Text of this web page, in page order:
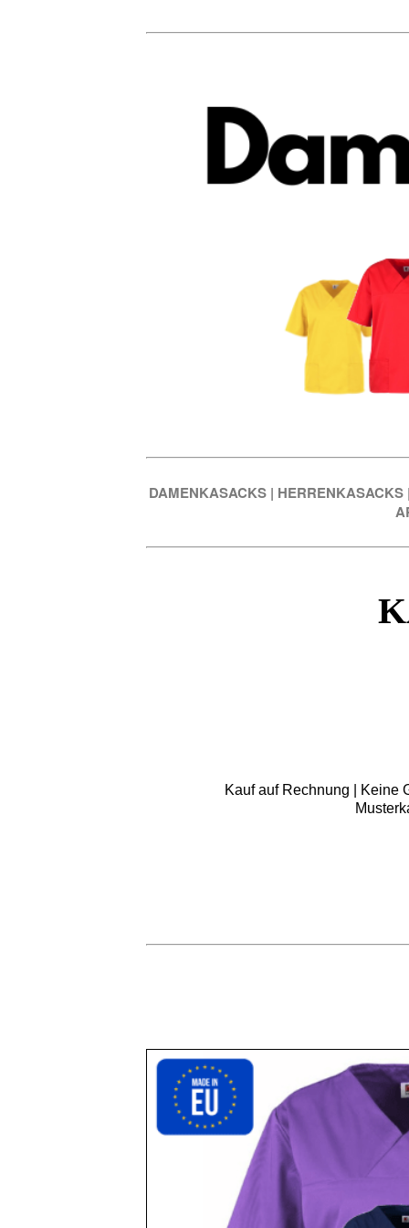
DAMENKASACKS | HERRENKASACKS
Kauf auf Rechnung | Keine